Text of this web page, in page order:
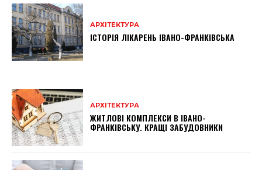
АРХІТЕКТУРА
ІСТОРІЯ ЛІКАРЕНЬ ІВАНО-ФРАНКІВСЬКА
АРХІТЕКТУРА
ЖИТЛОВІ КОМПЛЕКСИ В ІВАНО-
ФРАНКІВСЬКУ. КРАЩІ ЗАБУДОВНИКИ